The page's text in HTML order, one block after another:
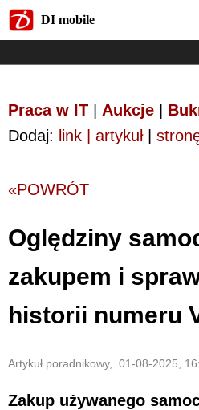
DI mobile
Praca w IT Aukcje
Dodaj: link | artykuł|
«POWRÓT
Oględziny
zakupem i
historii numeru
Artykuł poradnikowy, 01-08-2025,
Zakup używanego
DI mobile